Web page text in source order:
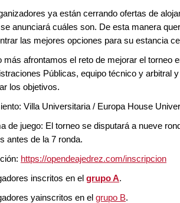
ya están cerrando ofertas de
anunciará cuáles son. De esta manera
las mejores opciones para su estancia
más afrontamos el reto de mejorar el torneo
Públicas, equipo técnico y arbitral
los objetivos.
Villa Universitaria / Europa House
de juego: El torneo se disputará a nueve
antes de la 7 ronda.
https://opendeajedrez.com/inscripcion
inscritos en el grupo A.
yainscritos en el grupo B.